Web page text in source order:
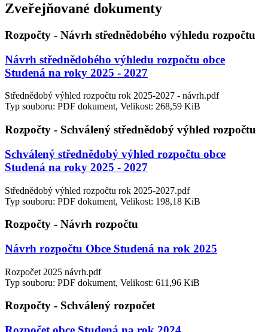
Zveřejňované dokumenty
Rozpočty - Návrh střednědobého výhledu rozpočtu
Návrh střednědobého výhledu rozpočtu obce
Studená na roky 2025 - 2027
Střednědobý výhled rozpočtu rok 2025-2027 - návrh.pdf
Typ souboru: PDF dokument, Velikost: 268,59 KiB
Rozpočty - Schválený střednědobý výhled rozpočtu
Schválený střednědobý výhled rozpočtu obce
Studená na roky 2025 - 2027
Střednědobý výhled rozpočtu rok 2025-2027.pdf
Typ souboru: PDF dokument, Velikost: 198,18 KiB
Rozpočty - Návrh rozpočtu
Návrh rozpočtu Obce Studená na rok 2025
Rozpočet 2025 návrh.pdf
Typ souboru: PDF dokument, Velikost: 611,96 KiB
Rozpočty - Schválený rozpočet